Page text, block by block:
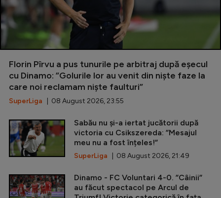
Florin Pîrvu a pus tunurile pe arbitraj după eșecul
cu Dinamo: ”Golurile lor au venit din niște faze la
care noi reclamam niște faulturi”
SuperLiga | 08 August 2026, 23:55
Sabău nu și-a iertat jucătorii după
victoria cu Csikszereda: ”Mesajul
meu nu a fost înțeles!”
SuperLiga | 08 August 2026, 21:49
Dinamo - FC Voluntari 4-0. ”Câinii”
au făcut spectacol pe Arcul de